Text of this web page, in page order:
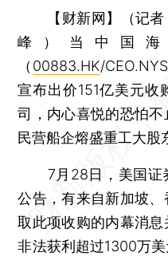
【财新网】（记
峰） 当中国
（ 00883.HK/
宣布出价151亿美元收
司，内心喜悦的恐怕
民营船企熔盛重工大股
7月28日，美国证
公告，有来自新加坡
取此项收购的内幕消息
非法获利超过1300万